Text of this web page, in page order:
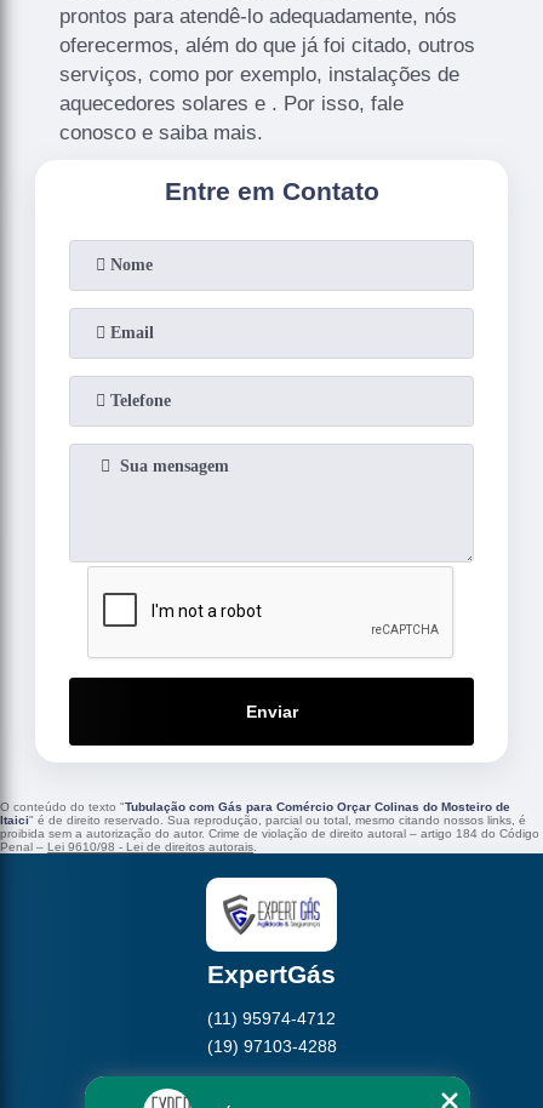
prontos para atendê-lo adequadamente, nós
oferecermos, além do que já foi citado, outros
serviços, como por exemplo, instalações de
aquecedores solares e . Por isso, fale
conosco e saiba mais.
Entre em Contato
Enviar
O conteúdo do texto "Tubulação com Gás para Comércio Orçar Colinas do Mosteiro de
Itaici" é de direito reservado. Sua reprodução, parcial ou total, mesmo citando nossos links, é
proibida sem a autorização do autor. Crime de violação de direito autoral – artigo 184 do Código
Penal – Lei 9610/98 - Lei de direitos autorais
ExpertGás
(11) 95974-4712
(19) 97103-4288